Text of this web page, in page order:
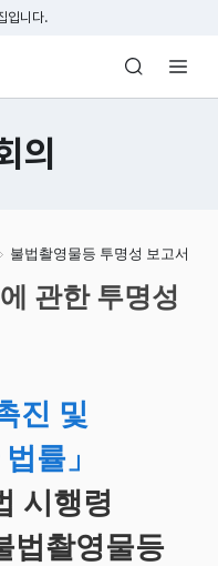
바로가기
입니다.
Korea Media
의
불법촬영물등 투명성 보고서
관한 투명성
진 및
률」
시행령
법촬영물등